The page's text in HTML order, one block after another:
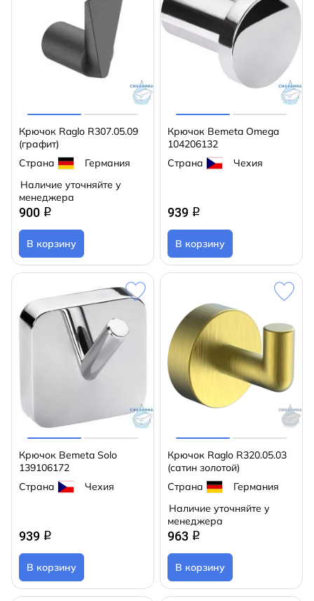
Крючок Raglo R307.05.09
(графит)
Страна
Германия
Наличие уточняйте у
менеджера
900 q
В корзину
Крючок Bemeta Omega
104206132
Страна
Чехия
939 q
В корзину
Крючок Bemeta Solo
139106172
Страна
Чехия
939 q
В корзину
Крючок Raglo R320.05.03
(сатин золотой)
Страна
Германия
Наличие уточняйте у
менеджера
963 q
В корзину